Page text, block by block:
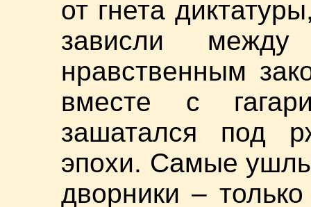
от гнета
зависли
нравственным
вместе с
зашатался под
эпохи. Самые
дворники –